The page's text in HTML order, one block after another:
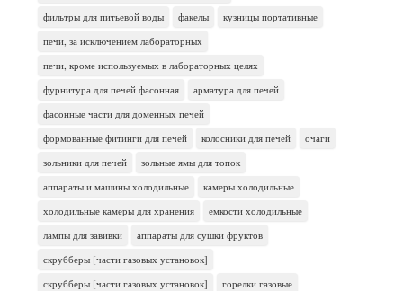
фильтры для питьевой воды
факелы
кузницы портативные
печи, за исключением лабораторных
печи, кроме используемых в лабораторных целях
фурнитура для печей фасонная
арматура для печей
фасонные части для доменных печей
формованные фитинги для печей
колосники для печей
очаги
зольники для печей
зольные ямы для топок
аппараты и машины холодильные
камеры холодильные
холодильные камеры для хранения
емкости холодильные
лампы для завивки
аппараты для сушки фруктов
скрубберы [части газовых установок]
скрубберы [части газовых установок]
горелки газовые